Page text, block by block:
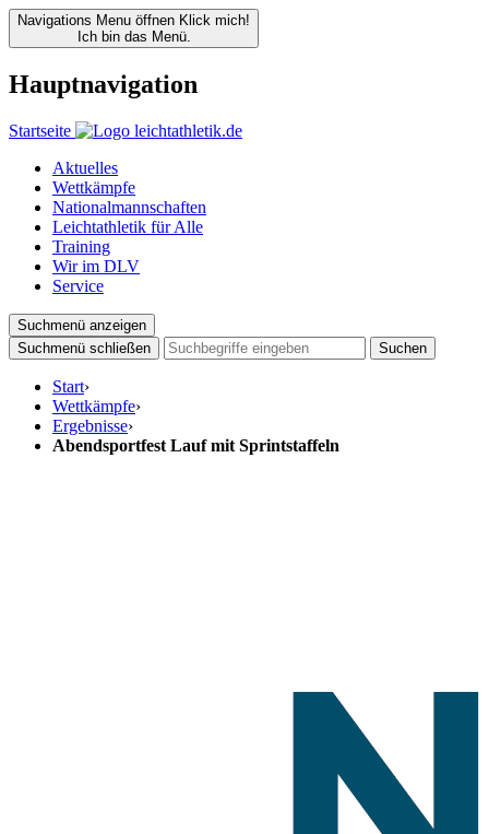
Navigations Menu öffnen Klick mich!
Ich bin das Menü.
Hauptnavigation
Startseite
Aktuelles
Wettkämpfe
Nationalmannschaften
Leichtathletik für Alle
Training
Wir im DLV
Service
Suchmenü anzeigen
Suchmenü schließen
Suchen
Start›
Wettkämpfe›
Ergebnisse›
Abendsportfest Lauf mit Sprintstaffeln